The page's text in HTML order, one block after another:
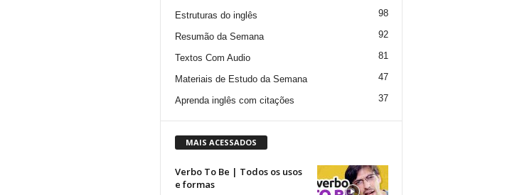
Estruturas do inglês 98
Resumão da Semana 92
Textos Com Audio 81
Materiais de Estudo da Semana 47
Aprenda inglês com citações 37
MAIS ACESSADOS
Verbo To Be | Todos os usos
e formas